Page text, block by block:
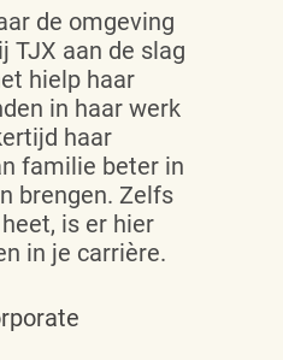
de omgeving
TJX aan de slag
hielp haar
in haar werk
haar
familie beter in
brengen. Zelfs
is er hier
in je carrière.